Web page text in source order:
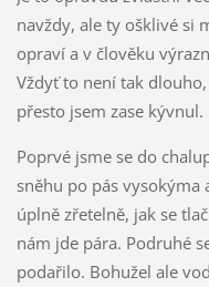
navždy, ale ty ošklivé si
opraví a v člověku
Vždyť to není tak
přesto jsem zase kývnul.
Poprvé jsme se do
sněhu po pás
úplně zřetelně, jak se
nám jde pára. Podruhé
podařilo. Bohužel ale